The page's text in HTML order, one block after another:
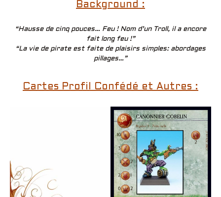
Background :
“Hausse de cinq pouces… Feu ! Nom d’un Troll, il a encore
fait long feu !”
“La vie de pirate est faite de plaisirs simples: abordages
pillages…”
Cartes Profil Confédé et Autres :